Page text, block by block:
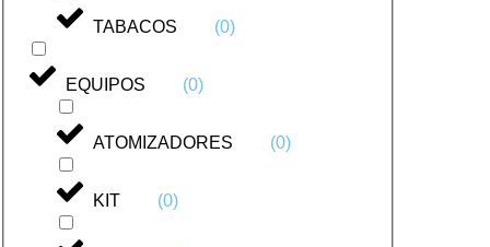
TABACOS (0)
EQUIPOS (0)
ATOMIZADORES (0)
KIT (0)